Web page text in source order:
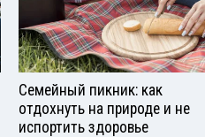
Семейный пикник: как
отдохнуть на природе и не
испортить здоровье